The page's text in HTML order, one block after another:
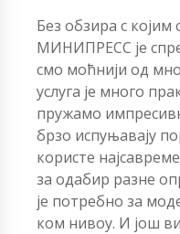
Без обзира с којим
МИНИПРЕСС је
смо моћнији од
услуга је много
пружамо
брзо испуњавају
користе
за одабир разне
је потребно за
ком нивоу. И још